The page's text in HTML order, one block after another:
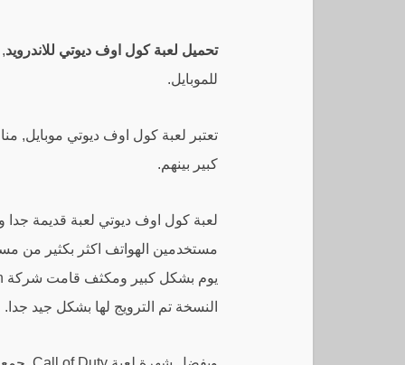
تحميل لعبة كول اوف ديوتي للاندرويد
للموبايل.
تعتبر لعبة كول اوف ديوتي موبايل,
كبير بينهم.
مستخدمين الهواتف اكثر بكثير من
النسخة تم الترويج لها بشكل جيد جدا.